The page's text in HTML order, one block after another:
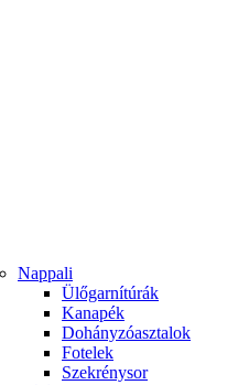
Nappali
Ülőgarnítúrák
Kanapék
Dohányzóasztalok
Fotelek
Szekrénysor